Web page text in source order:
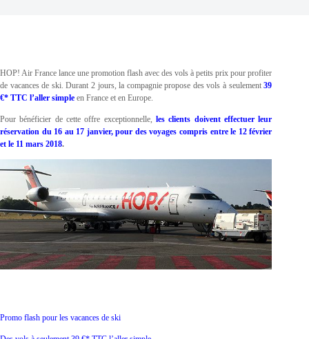
HOP! Air France lance une promotion flash avec des vols à petits prix pour profiter
de vacances de ski. Durant 2 jours, la compagnie propose des vols à seulement39
€* TTC l’aller simple en France et en Europe.
Pour bénéficier de cette offre exceptionnelle, les clients doivent effectuer leur
réservation du 16 au 17 janvier, pour des voyages compris entre le 12 février
et le 11 mars 2018.
Promo flash pour les vacances de ski